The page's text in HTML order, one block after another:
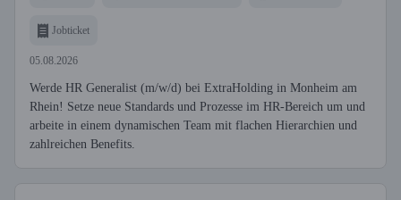
Jobticket
05.08.2026
Werde HR Generalist (m/w/d) bei ExtraHolding in Monheim am
Rhein! Setze neue Standards und Prozesse im HR-Bereich um und
arbeite in einem dynamischen Team mit flachen Hierarchien und
zahlreichen Benefits.